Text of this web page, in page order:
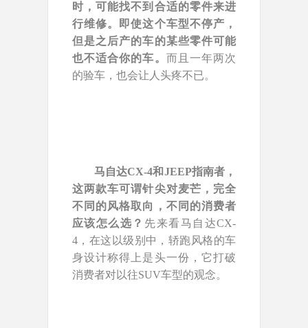
时，可能找不到合适的零件来进
行维修。即使这个车型不停产，
但是之后产的车的某些零件可能
也不适合你的车。 而且一年两次
的验车，也会让人头疼不已。
马自达CX-4和JEEP指南者，
这两款车可谓针尖对麦芒，完全
不同的风格取向，不同的消费者
应该怎么选？ 先来看马自达CX-
4，在这以级别中，轿跑风格的车
身设计称得上是头一份，它打破
消费者对以往SUV车型的观念。